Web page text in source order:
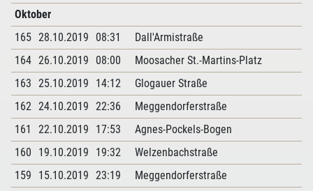
Oktober
165 28.10.2019 08:31
Dall'Armistraße
164 26.10.2019 08:00
Moosacher St.-Martins-Platz
163 25.10.2019 14:12
Glogauer Straße
162 24.10.2019 22:36
Meggendorferstraße
161
22.10.2019 17:53
Agnes-Pockels-Bogen
160
19.10.2019 19:32
Welzenbachstraße
159
15.10.2019 23:19
Meggendorferstraße